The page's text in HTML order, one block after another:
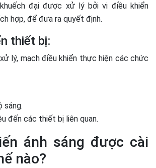
đại được xử lý bởi vi điều khiển
hợp, để đưa ra quyết định.
thiết bị:
lý, mạch điều khiển thực hiện các chức
sáng.
đến các thiết bị liên quan.
ánh sáng được cài
nào?